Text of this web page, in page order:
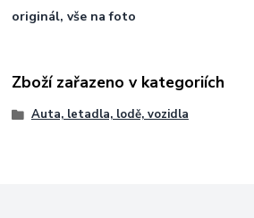
originál, vše na foto
Zboží zařazeno v kategoriích
Auta, letadla, lodě, vozidla